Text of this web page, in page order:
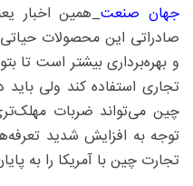
جهان صنعت_همین اخبار
صادراتی این محصولات حیاتی
و بهره‌برداری بیشتر است تا
تجاری استفاده کند ولی
چین می‌تواند ضربات
توجه به افزایش شدید
تجارت چین با آمریکا را به